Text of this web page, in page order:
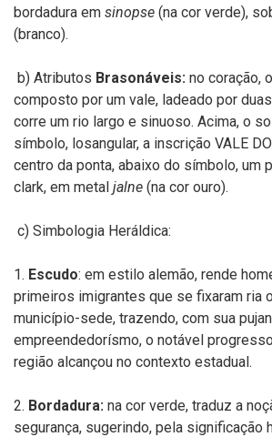
bordadura em sinopse (na cor verde),
(branco).
b) Atributos Brasonáveis: no coração,
composto por um vale, ladeado por
corre um rio largo e sinuoso. Acima, o
símbolo, losangular, a inscrição VALE
centro da ponta, abaixo do símbolo, um
clark, em metal jalne (na cor ouro).
c) Simbologia Heráldica:
1. Escudo: em estilo alemão, rende
primeiros imigrantes que se fixaram ria
município-sede, trazendo, com sua
empreendedorísmo, o notável
região alcançou no contexto estadual.
2. Bordadura: na cor verde, traduz a
segurança, sugerindo, pela significação